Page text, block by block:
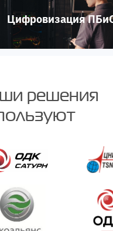
Цифровизация
решения